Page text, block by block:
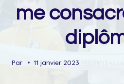
me
Par 11 janvier 2023